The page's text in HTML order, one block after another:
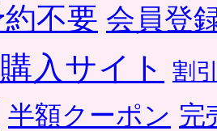
不要 会員登
入サイト 割
半額クーポン 完